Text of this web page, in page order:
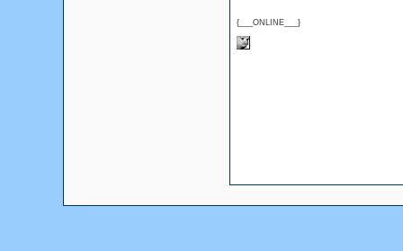
{___ONLINE___}